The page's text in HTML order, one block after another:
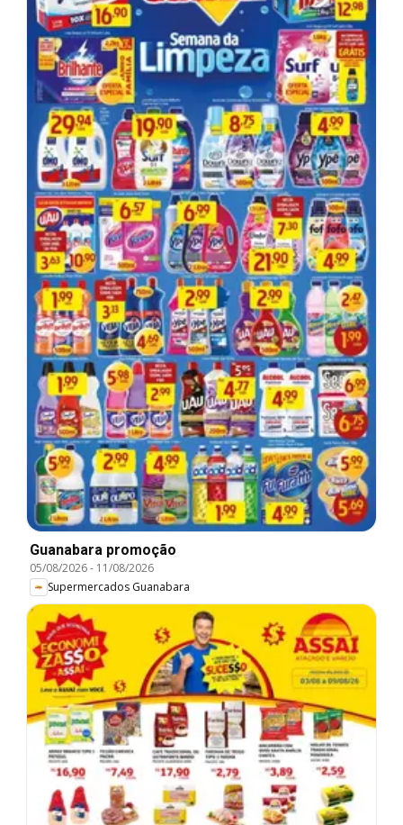
Guanabara promoção
05/08/2026- 11/08/2026
Supermercados Guanabara